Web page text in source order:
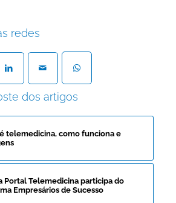
redes
dos artigos
telemedicina, como funciona e
Portal Telemedicina participa do
Empresários de Sucesso